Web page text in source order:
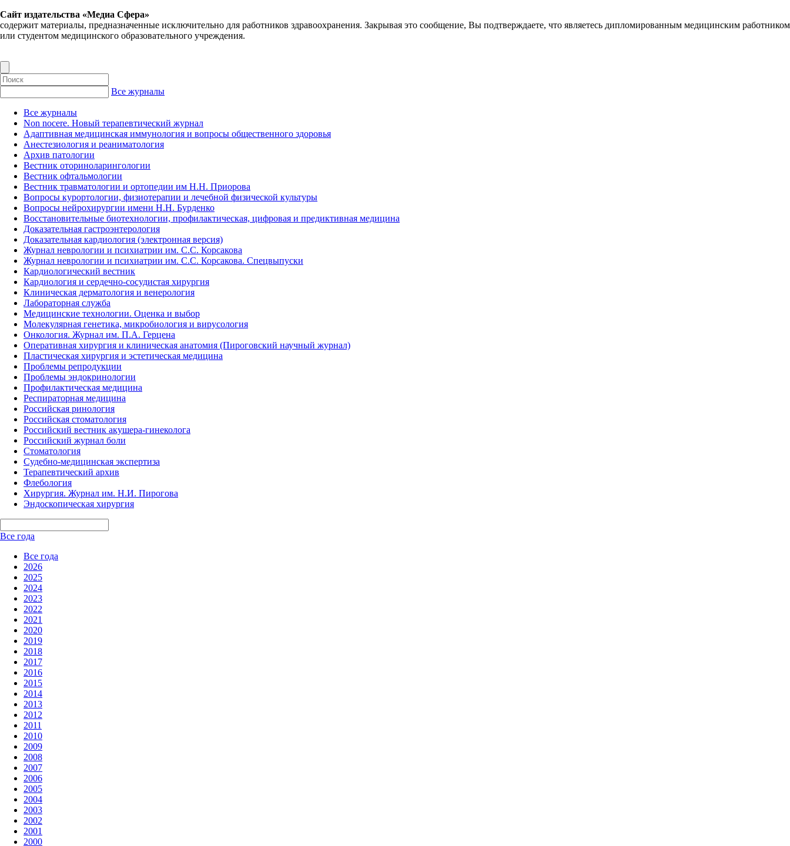
Сайт издательства «Медиа Сфера»
содержит материалы, предназначенные исключительно для работников здравоохранения. Закрывая это сообщение, Вы подтверждаете, что являетесь дипломированным медицинским работником
или студентом медицинского образовательного учреждения.
Все журналы
Все журналы
Non nocere. Новый терапевтический журнал
Адаптивная медицинская иммунология и вопросы общественного здоровья
Анестезиология и реаниматология
Архив патологии
Вестник оториноларингологии
Вестник офтальмологии
Вестник травматологии и ортопедии им Н.Н. Приорова
Вопросы курортологии, физиотерапии и лечебной физической культуры
Вопросы нейрохирургии имени Н.Н. Бурденко
Восстановительные биотехнологии, профилактическая, цифровая и предиктивная медицина
Доказательная гастроэнтерология
Доказательная кардиология (электронная версия)
Журнал неврологии и психиатрии им. С.С. Корсакова
Журнал неврологии и психиатрии им. С.С. Корсакова. Спецвыпуски
Кардиологический вестник
Кардиология и сердечно-сосудистая хирургия
Клиническая дерматология и венерология
Лабораторная служба
Медицинские технологии. Оценка и выбор
Молекулярная генетика, микробиология и вирусология
Онкология. Журнал им. П.А. Герцена
Оперативная хирургия и клиническая анатомия (Пироговский научный журнал)
Пластическая хирургия и эстетическая медицина
Проблемы репродукции
Проблемы эндокринологии
Профилактическая медицина
Респираторная медицина
Российская ринология
Российская стоматология
Российский вестник акушера-гинеколога
Российский журнал боли
Стоматология
Судебно-медицинская экспертиза
Терапевтический архив
Флебология
Хирургия. Журнал им. Н.И. Пирогова
Эндоскопическая хирургия
Все года
Все года
2026
2025
2024
2023
2022
2021
2020
2019
2018
2017
2016
2015
2014
2013
2012
2011
2010
2009
2008
2007
2006
2005
2004
2003
2002
2001
2000